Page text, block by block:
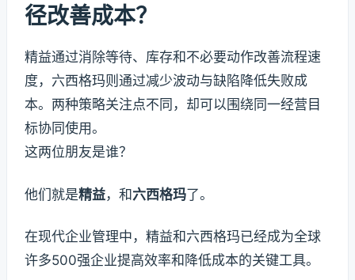
径改善成本？
精益通过消除等待、库存和不必要动作改善流程速
度，六西格玛则通过减少波动与缺陷降低失败成
本。两种策略关注点不同，却可以围绕同一经营目
标协同使用。
这两位朋友是谁？
他们就是精益，和六西格玛了。
在现代企业管理中，精益和六西格玛已经成为全球
许多500强企业提高效率和降低成本的关键工具。